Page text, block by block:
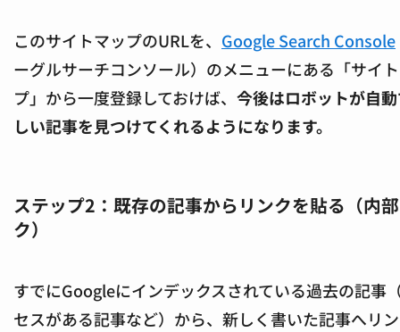
このサイトマップのURLを、 Google Search Console
ーグルサーチコンソール）のメニューにある「サイ
プ」から一度登録しておけば、 今後はロボットが自
しい記事を見つけてくれるようになります。
ステップ2：既存の記事からリンクを貼る（内
ク）
すでにGoogleにインデックスされている過去の記事
セスがある記事など）から、新しく書いた記事へリ